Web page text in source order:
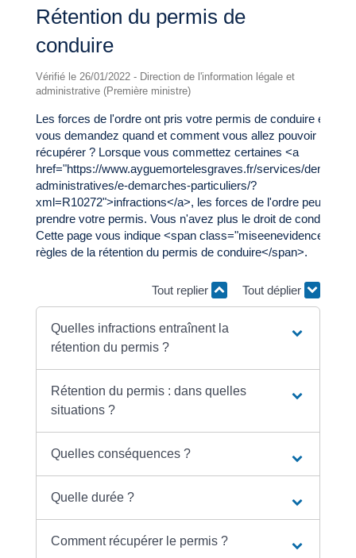
Rétention du permis de
conduire
Vérifié le 26/01/2022 - Direction de l'information légale et
administrative (Première ministre)
Les forces de l'ordre ont pris votre permis de conduire et vous
vous demandez quand et comment vous allez pouvoir le
récupérer ? Lorsque vous commettez certaines <a
href="https://www.ayguemortelesgraves.fr/services/
administratives/e-demarches-particuliers/?
xml=R10272">infractions</a>, les forces de l'ordre peuvent
prendre votre permis. Vous n'avez plus le droit de conduire.
Cette page vous indique <span class="miseenevidence">les
règles de la rétention du permis de conduire</span>.
Tout replier Tout déplier
Quelles infractions entraînent la
rétention du permis ?
Rétention du permis : dans quelles
situations ?
Quelles conséquences ?
Quelle durée ?
Comment récupérer le permis ?